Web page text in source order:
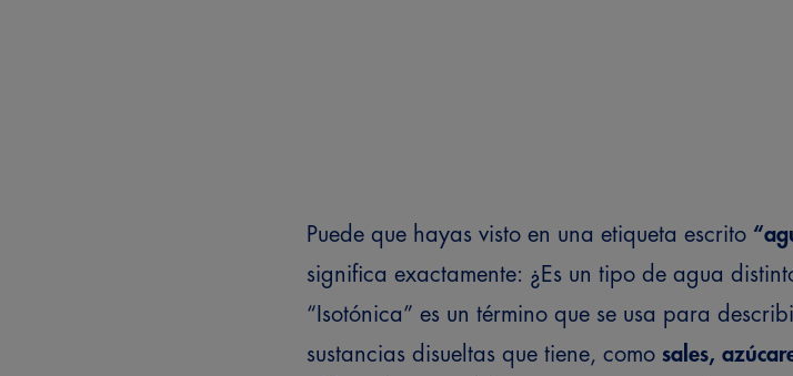
Puede que hayas visto en una etiqueta escrito
significa exactamente: ¿Es un tipo de agua
“Isotónica” es un término que se usa para
sustancias disueltas que tiene, como sales,